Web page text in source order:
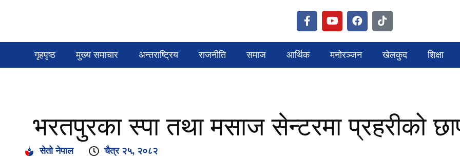
गृहपृष्ठ मुख्य समाचार अन्तराष्ट्रिय राजनीति समाज आर्थिक मनोरञ्जन खेलकुद शिक्षा
भरतपुरका स्पा तथा मसाज सेन्टरमा प्रहरीको
सेतो नेपाल चैत्र २५, २०८२